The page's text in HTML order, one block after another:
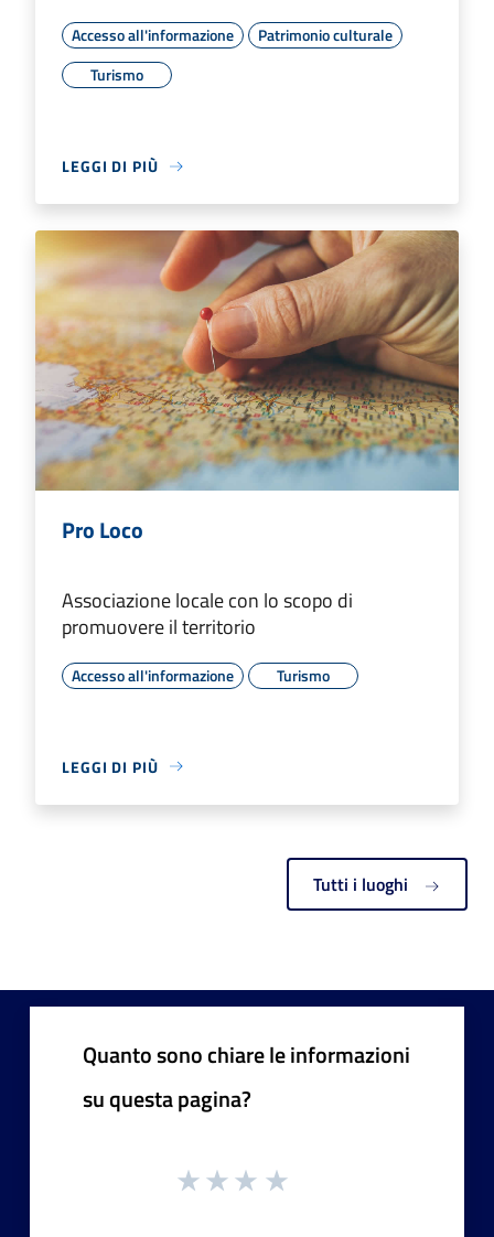
Accesso all'informazione
Patrimonio culturale
Turismo
LEGGI DI PIÙ
Pro Loco
Associazione locale con lo scopo di
promuovere il territorio
Accesso all'informazione Turismo
LEGGI DI PIÙ
Tutti i luoghi
Quanto sono chiare le informazioni
su questa pagina?